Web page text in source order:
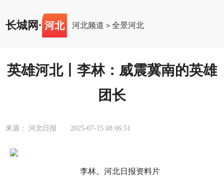
长城网 · 河北 河北频道 >全景河北
英雄河北丨李林：威震冀南的英雄
团长
来源： 河北日报 2025-07-15 08:06:51
李林。河北日报资料片